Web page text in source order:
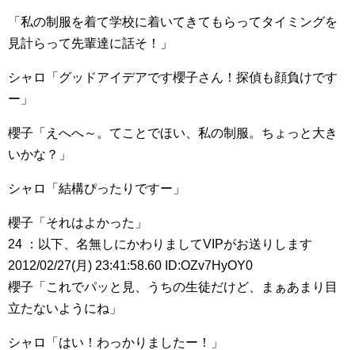
「私の制服を着て学校に着いてきてもらってタイミングを
見計らって先輩達に話そ！」
シャロ「グッドアイデアです櫻子さん！探偵も顔負けです
ー」
櫻子「えへへ～。てことでほい、私の制服。ちょっと大き
いかな？」
シャロ「結構ぴったりですー」
櫻子「それはよかった」
24 ：以下、名無しにかわりましてVIPがお送りします
2012/02/27(月) 23:41:58.60 ID:OZv7HyOY0
櫻子「これでパッと見、うちの生徒だけど、まぁあまり目
立たないようにね」
シャロ「はい！わっかりましたー！」